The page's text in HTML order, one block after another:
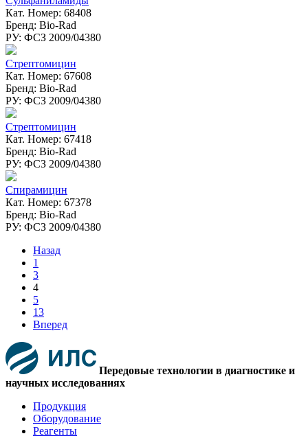
Кат. Номер: 68408
Бренд: Bio-Rad
РУ: ФСЗ 2009/04380
Стрептомицин
Кат. Номер: 67608
Бренд: Bio-Rad
РУ: ФСЗ 2009/04380
Стрептомицин
Кат. Номер: 67418
Бренд: Bio-Rad
РУ: ФСЗ 2009/04380
Спирамицин
Кат. Номер: 67378
Бренд: Bio-Rad
РУ: ФСЗ 2009/04380
Назад
1
3
4
5
13
Вперед
Передовые технологии в диагностике и
научных исследованиях
Продукция
Оборудование
Реагенты